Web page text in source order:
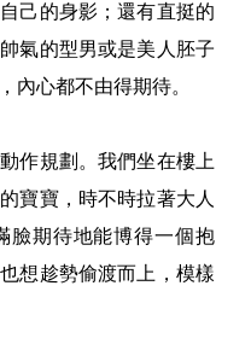
己的身影；還有直挺的
氣的型男或是美人胚子
內心都不由得期待。
作規劃。我們坐在樓上
寶寶，時不時拉著大人
臉期待地能博得一個抱
想趁勢偷渡而上，模樣